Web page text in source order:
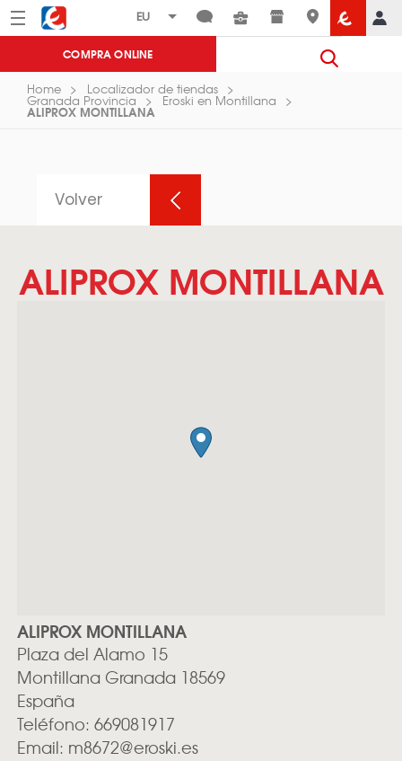
Menú Eroski
COMPRA ONLINE
Home Localizador de tiendas
Granada Provincia Eroski en Montillana
ALIPROX MONTILLANA
Volver
ALIPROX MONTILLANA
ALIPROX MONTILLANA
Plaza del Alamo 15
Montillana Granada 18569
España
Teléfono: 669081917
Email: m8672@eroski.es